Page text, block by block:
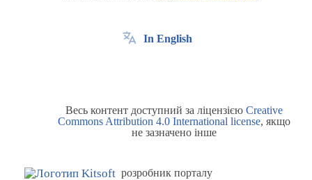
In English
Весь контент доступний за ліцензією Creative
Commons Attribution 4.0 International license, якщо
не зазначено інше
розробник порталу